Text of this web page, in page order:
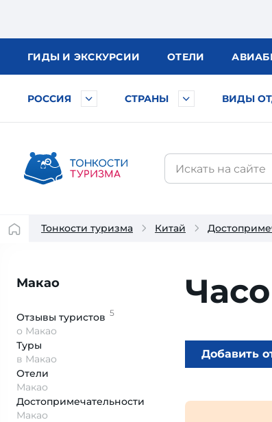
ГИДЫ И ЭКСКУРСИИ ОТЕЛИ АВИА
РОССИЯ СТРАНЫ ВИДЫ
Тонкости туризма Китай
Макао
Отзывы туристов 5
о Макао
Туры
в Макао
Отели
Макао
Достопримеча­тельности
Макао
Добавить